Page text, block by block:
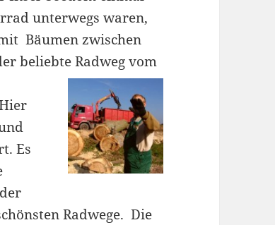
unterwegs waren,
Bäumen zwischen
beliebte Radweg vom
Es
Radwege. Die